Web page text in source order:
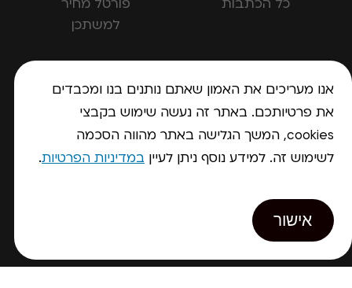
כל הכתבות
פורטל מחיר
למשתכן
תקנון האתר
מדיניות פרטיות
הצהרת נגישות
אנו מעריכים את האמון שאתם נותנים בנו ומכבדים
את פרטיותכם. באתר זה נעשה שימוש בקבצי
cookies, המשך הגלישה באתר מהווה הסכמה
לשימוש זה. למידע נוסף ניתן לעיין במדיניות הפרטיות.
אישור